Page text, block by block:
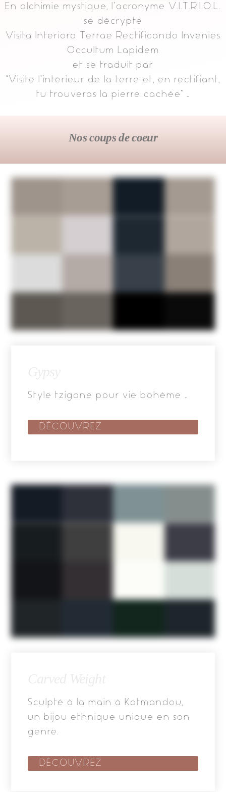
En alchimie mystique, l’acronyme V.I.T.R.I.O.L.
se décrypte
Visita Interiora Terrae Rectificando Invenies
Occultum Lapidem
et se traduit par
“Visite l’intérieur de la terre et, en rectifiant,
tu trouveras la pierre cachée” …
Nos coups de coeur
Style tzigane pour vie bohème …
DÉCOUVREZ
Sculpté à la main à Katmandou,
un bijou ethnique unique en son
genre.
DÉCOUVREZ